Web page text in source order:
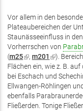
Vor allem in den
Plateaubereichen der
Staunässeeinfluss in
Vorherrschen von
(m25(Link
ist
extern)
, m201 (Link
ist
extern)
).
Flächen ein, wie z. B.
bei Eschach und
Ellwangen-Röhlingen
ebenfalls
Fließerden. Tonige